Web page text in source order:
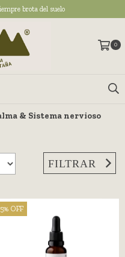
brota del suelo
0
& Sistema nervioso
FILTRAR
% OFF